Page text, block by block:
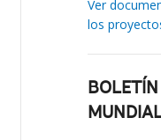
Ver
los